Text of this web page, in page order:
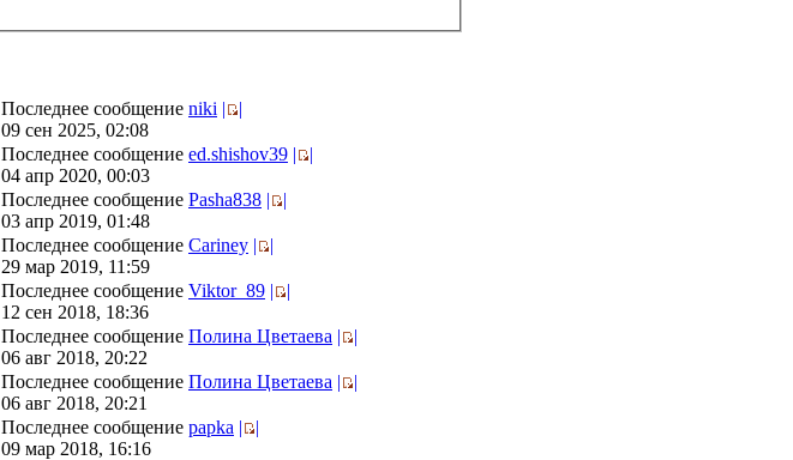
Последнее сообщение niki |
|
09 сен 2025, 02:08
Последнее сообщение ed.shishov39 |
|
04 апр 2020, 00:03
Последнее сообщение Pasha838 |
|
03 апр 2019, 01:48
Последнее сообщение Cariney |
|
29 мар 2019, 11:59
Последнее сообщение Viktor_89 |
|
12 сен 2018, 18:36
Последнее сообщение Полина Цветаева |
|
06 авг 2018, 20:22
Последнее сообщение Полина Цветаева |
|
06 авг 2018, 20:21
Последнее сообщение papka |
|
09 мар 2018, 16:16